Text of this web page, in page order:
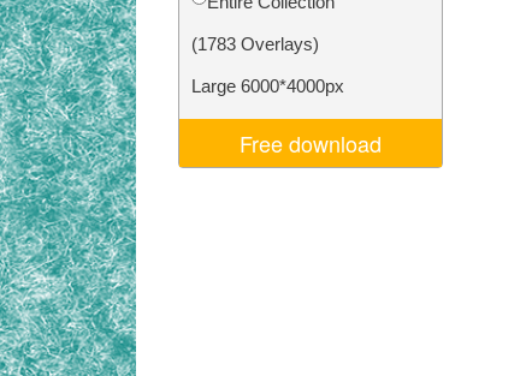
Video Editing Services
(1783 Overlays)
Large 6000*4000px
Free download